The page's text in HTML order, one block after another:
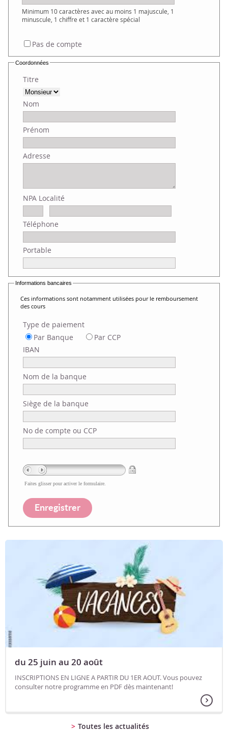
Minimum 10 caractères avec au moins 1 majuscule, 1
minuscule, 1 chiffre et 1 caractère spécial
Pas de compte
Coordonnées
Titre
Nom
Prénom
Adresse
NPA Localité
Téléphone
Portable
Informations bancaires
Ces informations sont notamment utilisées pour le remboursement
des cours
Type de paiement
Par Banque
Par CCP
IBAN
Nom de la banque
Siège de la banque
No de compte ou CCP
Faites glisser pour activer le formulaire.
du 25 juin au 20 août
INSCRIPTIONS EN LIGNE A PARTIR DU 1ER AOUT. Vous pouvez
consulter notre programme en PDF dès maintenant!
Toutes les actualités